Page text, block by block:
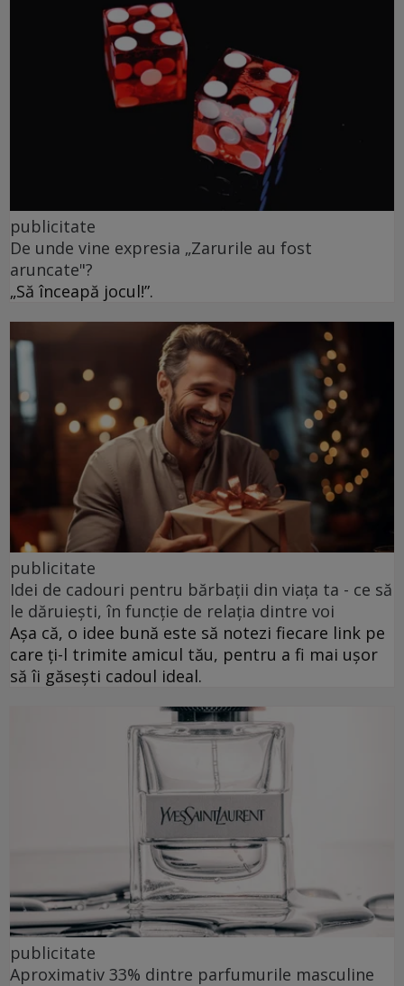
publicitate
De unde vine expresia „Zarurile au fost
aruncate"?
„Să înceapă jocul!”.
publicitate
Idei de cadouri pentru bărbații din viața ta - ce să
le dăruiești, în funcție de relația dintre voi
Așa că, o idee bună este să notezi fiecare link pe
care ți-l trimite amicul tău, pentru a fi mai ușor
să îi găsești cadoul ideal.
publicitate
Aproximativ 33% dintre parfumurile masculine